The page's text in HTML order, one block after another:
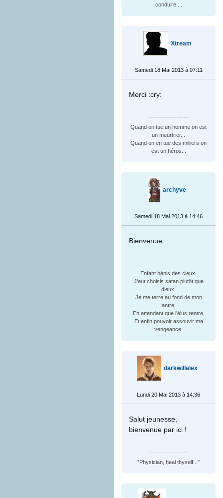
conduire ...
Xtream
Samedi 18 Mai 2013 à 07:11
Merci :cry:
Quand on tue un homme on est
un meurtrier...
Quand on en tue des milliers on
est un héros...
archyve
Samedi 18 Mai 2013 à 14:46
Bienvenue
Enfant bénis des cieux,
J'eut choisis satan plutôt que
dieux,
Je me terre au fond de mon
antre,
En attendant que l'élus rentre,
Et enfin pouvoir assouvir ma
vengeance.
darkwillalex
Lundi 20 Mai 2013 à 14:36
Salut jeunesse,
bienvenue par ici !
"Physician, heal thyself..."